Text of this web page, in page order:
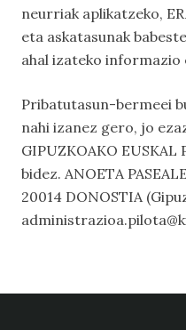
neurriak aplikatzeko,
eta askatasunak
ahal izateko informazio
Pribatutasun-bermeei
nahi izanez gero, jo
GIPUZKOAKO EUSKAL
bidez. ANOETA
20014 DONOSTIA